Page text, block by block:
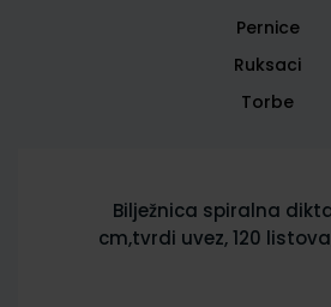
Pernice
Ruksaci
Torbe
Bilježnica spiralna
cm,tvrdi uvez, 120